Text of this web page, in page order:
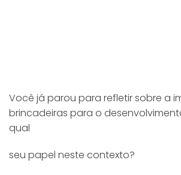
Você já parou para refletir sobre a
brincadeiras para o
qual
seu papel neste contexto?